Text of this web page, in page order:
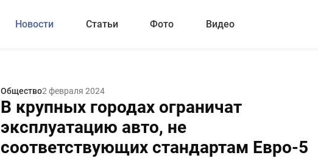
Новости Статьи Фото Видео
Общество2 февраля 2024
В крупных городах ограничат
эксплуатацию авто, не
соответствующих стандартам Евро-5